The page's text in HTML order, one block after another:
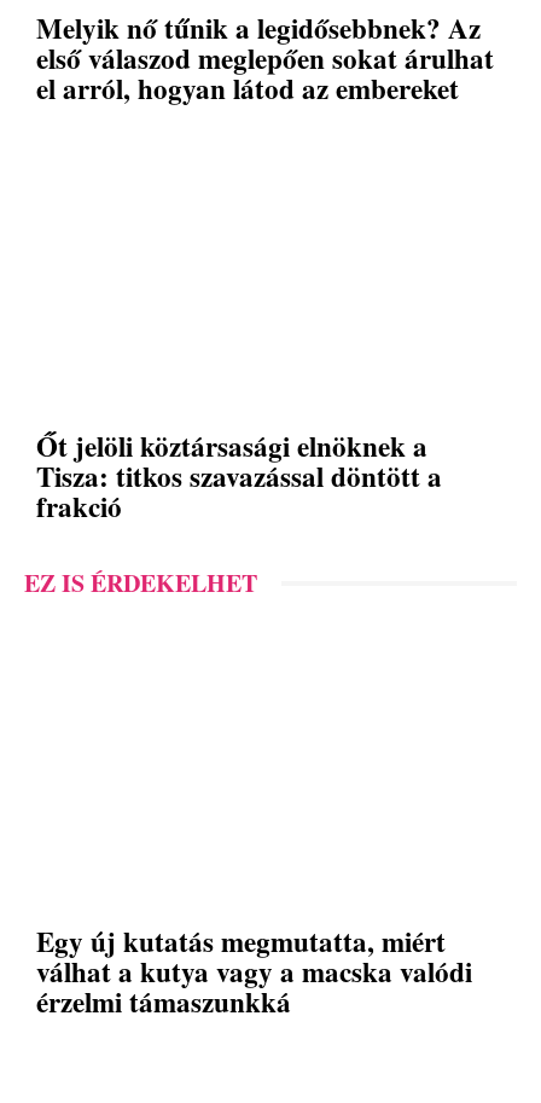
Melyik nő tűnik a legidősebbnek? Az
első válaszod meglepően sokat árulhat
el arról, hogyan látod az embereket
Őt jelöli köztársasági elnöknek a
Tisza: titkos szavazással döntött a
frakció
EZ IS ÉRDEKELHET
Egy új kutatás megmutatta, miért
válhat a kutya vagy a macska valódi
érzelmi támaszunkká